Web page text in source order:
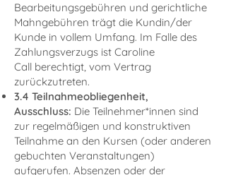
Bearbeitungsgebühren und gerichtliche
Mahngebühren trägt die Kundin/der
Kunde in vollem Umfang. Im Falle des
Zahlungsverzugs ist Caroline
Call berechtigt, vom Vertrag
zurückzutreten.
3.4 Teilnahmeobliegenheit,
Ausschluss: Die Teilnehmer*innen sind
zur regelmäßigen und konstruktiven
Teilnahme an den Kursen (oder anderen
gebuchten Veranstaltungen)
aufgerufen. Absenzen oder der